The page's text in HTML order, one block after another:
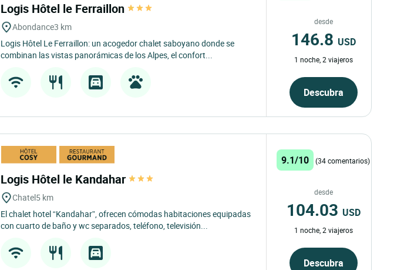
Logis Hôtel le Ferraillon
Abondance3 km
Logis Hôtel Le Ferraillon: un acogedor chalet saboyano donde se
combinan las vistas panorámicas de los Alpes, el confort...
desde
146.8 USD
1 noche, 2 viajeros
Descubra
Logis Hôtel le Kandahar
Chatel5 km
El chalet hotel “Kandahar”, ofrecen cómodas habitaciones equipadas
con cuarto de baño y wc separados, teléfono, televisión...
9.1/10 (34 comentarios)
desde
104.03 USD
1 noche, 2 viajeros
Descubra